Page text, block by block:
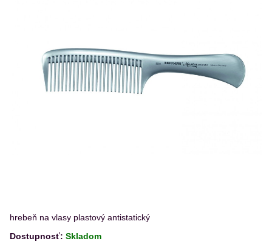
hrebeň na vlasy plastový antistatický
Dostupnosť: Skladom